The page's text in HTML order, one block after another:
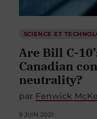
SCIENCE ET
Are Bill C-
Canadian
neutrality?
par Fenwick
9 JUIN 2021